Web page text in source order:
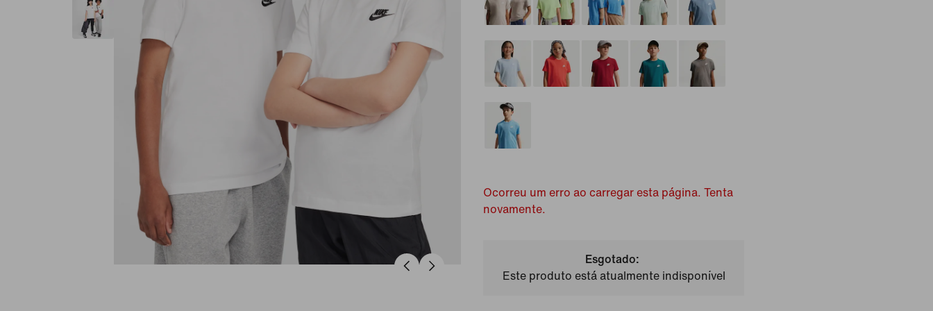
Ocorreu um erro ao carregar esta página. Tenta
novamente.
Esgotado:
Este produto está atualmente indisponível